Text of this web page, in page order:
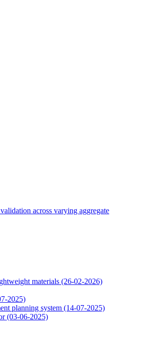
across varying aggregate
materials (26-02-2026)
2025)
planning system (14-07-2025)
(03-06-2025)